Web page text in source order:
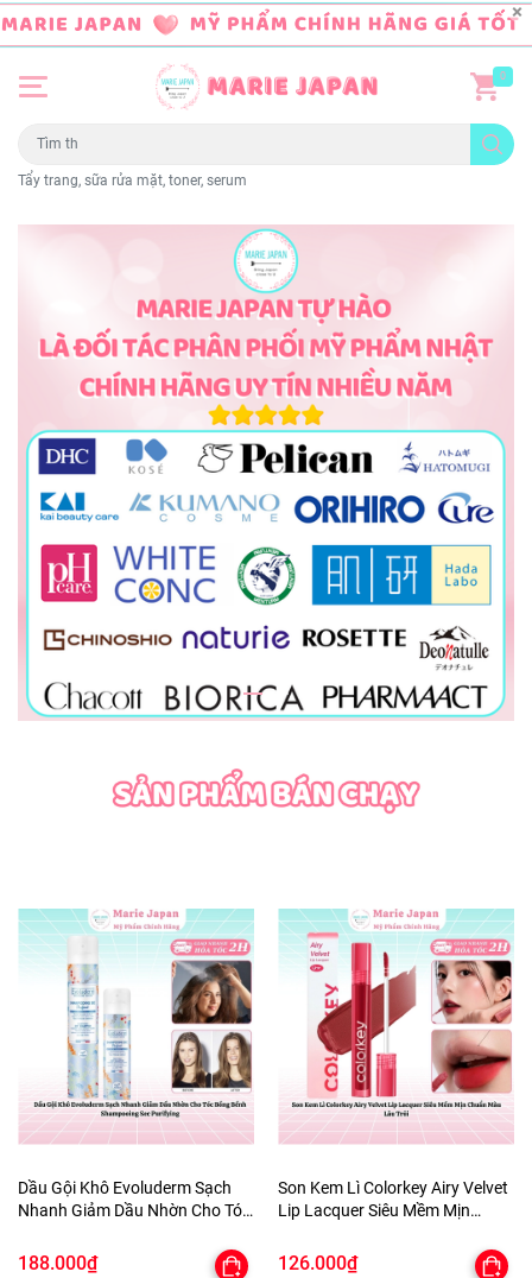
Tẩy trang, sữa rửa mặt, toner, serum
0
Dầu Gội Khô Evoluderm Sạch
Nhanh Giảm Dầu Nhờn Cho Tóc
Purifying
188.000₫
Son Kem Lì Colorkey Airy Velvet
Lip Lacquer Siêu Mềm Mịn
126.000₫